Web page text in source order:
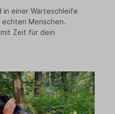
in einer Warteschleife
echten Menschen.
Zeit für dein